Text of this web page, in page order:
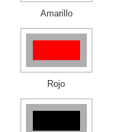
Amarillo
Rojo